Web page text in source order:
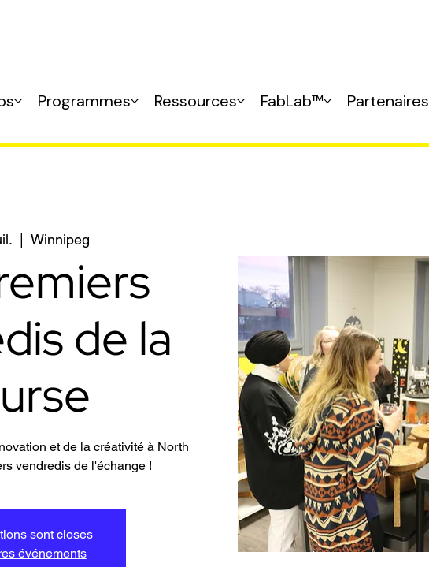
Programmes Ressources FabLab™ Partenaires
  |
Winnipeg
de la
et de la créativité à North
vendredis de l'échange !
sont closes
événements